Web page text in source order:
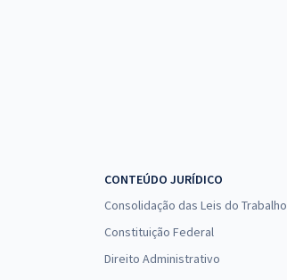
CONTEÚDO JURÍDICO
Consolidação das Leis do Trabalho
Constituição Federal
Direito Administrativo